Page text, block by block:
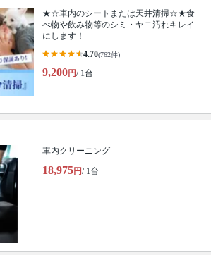
★☆車内のシートまたは天井清掃☆★食
べ物や飲み物等のシミ・ヤニ汚れキレイ
にします！
4.70(762件)
9,200円/ 1台
車内クリーニング
18,975円/ 1台